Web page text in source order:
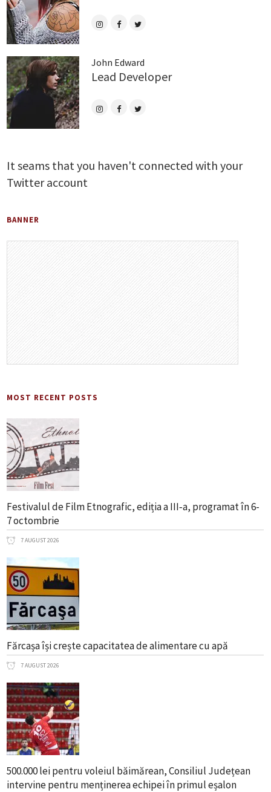
John Edward
Lead Developer
It seams that you haven't connected with your
Twitter account
BANNER
MOST RECENT POSTS
Festivalul de Film Etnografic, ediția a III‑a, programat în 6-
7 octombrie
7 AUGUST 2026
Fărcașa își crește capacitatea de alimentare cu apă
7 AUGUST 2026
500.000 lei pentru voleiul băimărean, Consiliul Județean
intervine pentru menținerea echipei în primul eșalon